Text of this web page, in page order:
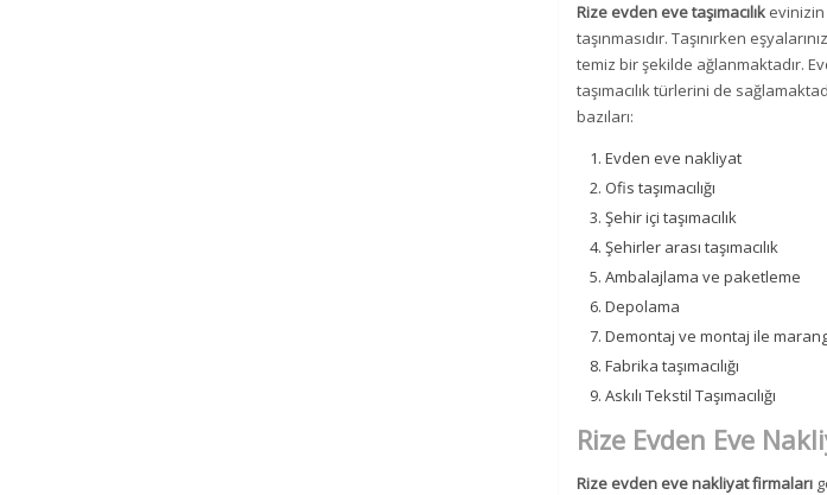
Rize evden eve taşımacılık
taşınmasıdır. Taşınırken
temiz bir şekilde ağlanmaktadır.
taşımacılık türlerini de
bazıları:
Evden eve nakliyat
Ofis taşımacılığı
Şehir içi taşımacılık
Şehirler arası taşımacılık
Ambalajlama ve paketleme
Depolama
Demontaj ve montaj ile
Fabrika taşımacılığı
Askılı Tekstil Taşımacılığı
Rize Evden Eve
Rize evden eve nakliyat firmaları